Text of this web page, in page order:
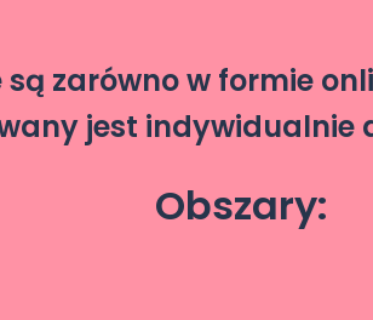
zarówno w formie
jest indywidualnie
Obszary: